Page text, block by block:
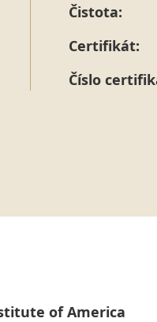
Čistota:
Certifikát:
Číslo
of America